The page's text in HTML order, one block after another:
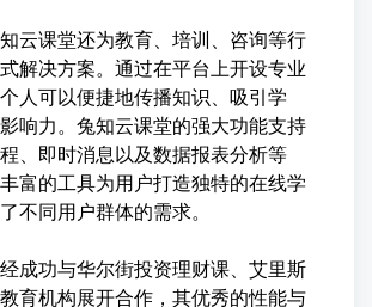
云课堂还为教育、培训、咨询等行
解决方案。通过在平台上开设专业
人可以便捷地传播知识、吸引学
响力。兔知云课堂的强大功能支持
、即时消息以及数据报表分析等
富的工具为用户打造独特的在线学
不同用户群体的需求。
成功与华尔街投资理财课、艾里斯
育机构展开合作，其优秀的性能与